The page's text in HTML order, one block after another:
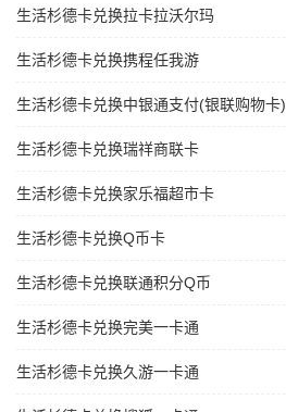
生活杉德卡兑换拉卡拉沃尔玛
生活杉德卡兑换携程任我游
生活杉德卡兑换中银通支付(银联购物卡)
生活杉德卡兑换瑞祥商联卡
生活杉德卡兑换家乐福超市卡
生活杉德卡兑换Q币卡
生活杉德卡兑换联通积分Q币
生活杉德卡兑换完美一卡通
生活杉德卡兑换久游一卡通